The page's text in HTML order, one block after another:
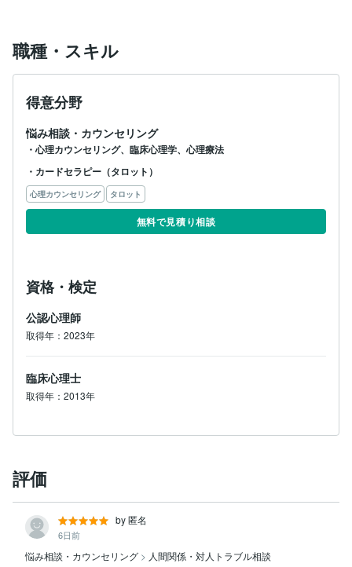
人は一人一人複雑にできています。
るとはいいません。
だからこそ私は、《あなたの声》に丁寧に耳を傾けたい
と思っています。
あなたの「今、そのままの気持ち」を私にお聞かせくだ
さいね。
少しでも安心して過ごせるように
穏やかに柔軟に、時に鋭く。
あなたに寄り添えましたら幸いです。
職種・スキル
得意分野
悩み相談・カウンセリング
・心理カウンセリング、臨床心理学、心理療法
・カードセラピー（タロット）
心理カウンセリング タロット
無料で見積り相談
資格・検定
公認心理師
取得年：2023年
臨床心理士
取得年：2013年
評価
by 匿名
6日前
悩み相談・カウンセリング > 人間関係・対人トラブル相談